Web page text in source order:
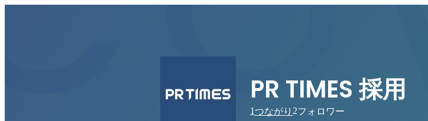
PR TIMES 採用
1つながり 2フォロワー